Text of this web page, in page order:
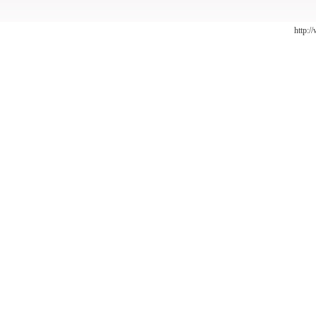
http://